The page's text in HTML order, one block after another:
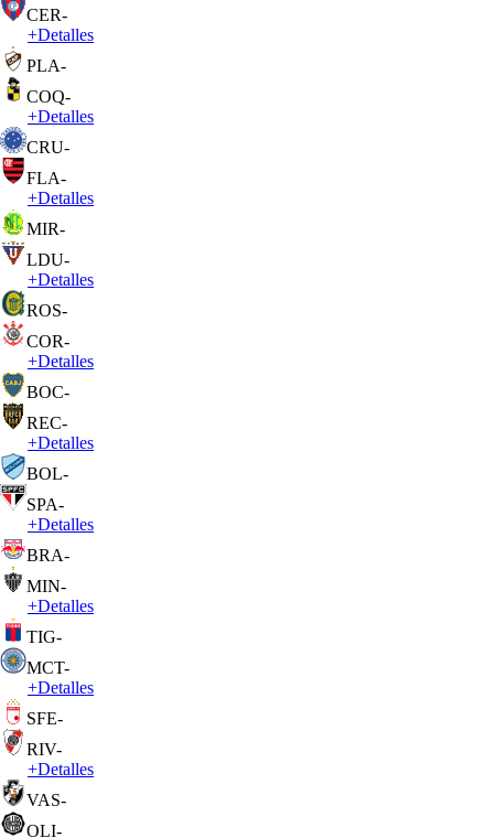
CER-
+Detalles
PLA-
COQ-
+Detalles
CRU-
FLA-
+Detalles
MIR-
LDU-
+Detalles
ROS-
COR-
+Detalles
BOC-
REC-
+Detalles
BOL-
SPA-
+Detalles
BRA-
MIN-
+Detalles
TIG-
MCT-
+Detalles
SFE-
RIV-
+Detalles
VAS-
OLI-